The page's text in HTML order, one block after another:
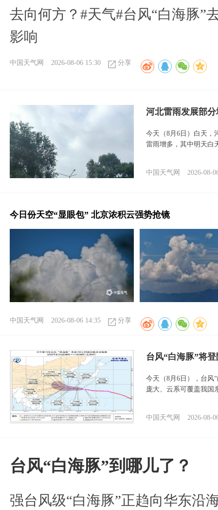
去向何方？#天气#台风“白海豚”
影响
中国天气网 2026-08-06 15:30 分享
河北雷雨发展部
今天（8月6日）白天，
雷雨增多，其中明天白
中国天气网 2026-08-
今日份天空“显眼包” 北京浓积云强势抢镜
中国天气网 2026-08-06 14:35 分享
台风“白海豚”将
今天（8月6日），台风
庞大、云系可覆盖我国
中国天气网 2026-08-
台风“白海豚”到哪儿了？
强台风级“白海豚”正趋向华东沿